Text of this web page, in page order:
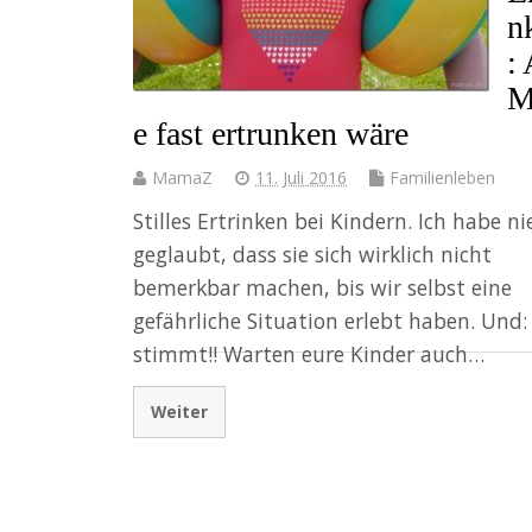
:
e fast ertrunken wäre
MamaZ 11. Juli 2016 Familienleben
Stilles Ertrinken bei Kindern. Ich habe
geglaubt, dass sie sich wirklich nicht
bemerkbar machen, bis wir selbst eine
gefährliche Situation erlebt haben. Und:
stimmt!! Warten eure Kinder auch…
Weiter